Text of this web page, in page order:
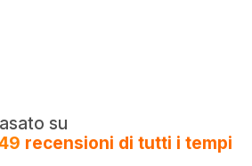
su
recensioni di tutti i tempi